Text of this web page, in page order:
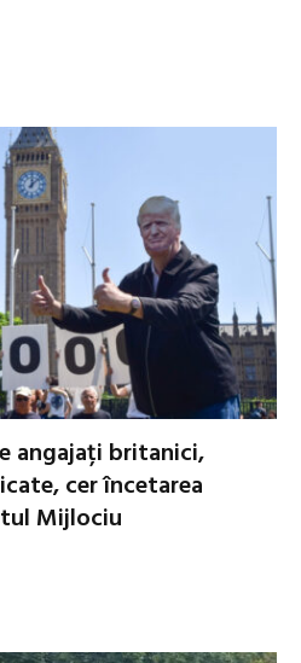
angajați britanici,
cer încetarea
Mijlociu